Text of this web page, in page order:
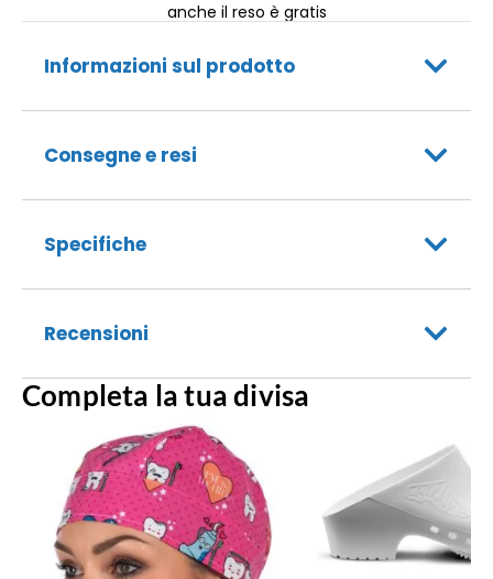
anche il reso è gratis
Informazioni sul prodotto
Consegne e resi
Specifiche
Recensioni
Completa la tua divisa